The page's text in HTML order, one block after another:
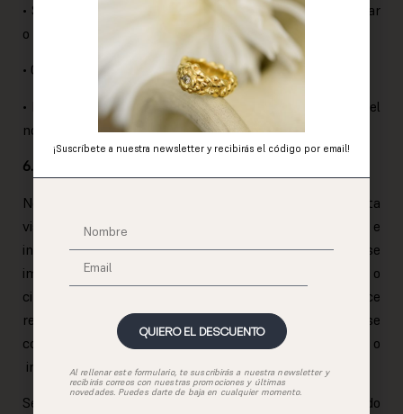
• Sea contrario al honor, a la intimidad personal y familiar
o a la propia imagen de las personas.
• Constituya cualquier tipo de publicidad.
• Incluya cualquier tipo de virus o programa que impida el
normal funcionamiento del Espacio Web.
6. RESPONSABILIDADES
No se garantiza el acceso continuado, ni la correcta
visualización, descarga o utilidad de los elementos e
informaciones contenidas en la web que puedan verse
impedidos, dificultados o interrumpidos por factores o
circunstancias que están fuera de su control. No se hace
responsable de las decisiones que pudieran adoptarse
como consecuencia del acceso a los contenidos o
informaciones ofrecidas.
Se podrá interrumpir el servicio, o resolver de modo
¡Suscríbete a nuestra newsletter y recibirás el código por email!
QUIERO EL DESCUENTO
Al rellenar este formulario, te suscribirás a nuestra newslettery
recibirás correos con nuestras promociones y últimas
novedades. Puedes darte de baja en cualquier momento.